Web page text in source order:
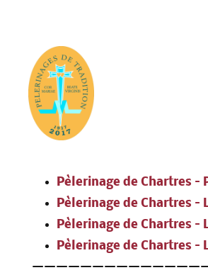
Pèlerinage de Chartres
Pèlerinage de Chartres –
Pèlerinage de Chartres –
Pèlerinage de Chartres –